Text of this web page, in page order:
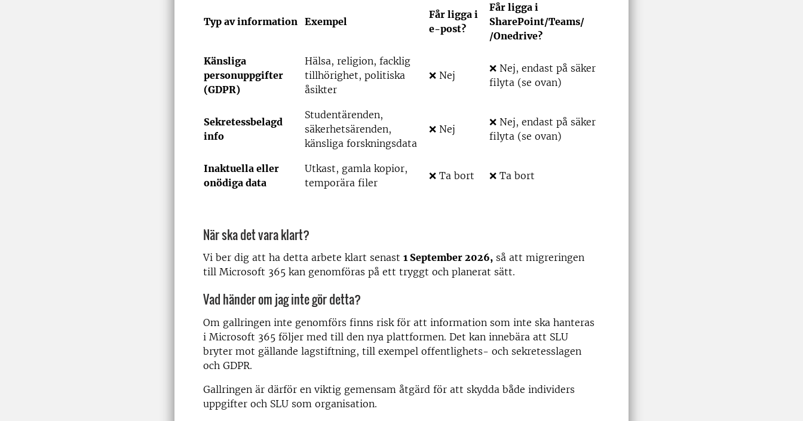
Typ av information Exempel
Får ligga i
e-post?
Får ligga i
SharePoint/Teams/
/Onedrive?
Känsliga
personuppgifter
(GDPR)
Hälsa, religion, facklig
tillhörighet, politiska
åsikter
❌ Nej
❌ Nej, endast på säker
filyta (se ovan)
Sekretessbelagd
info
Studentärenden,
säkerhetsärenden,
känsliga forskningsdata
❌ Nej
❌ Nej, endast på säker
filyta (se ovan)
Inaktuella eller
onödiga data
Utkast, gamla kopior,
temporära filer
❌ Ta bort ❌ Ta bort
När ska det vara klart?
Vi ber dig att ha detta arbete klart senast 1 September 2026, så att migreringen
till Microsoft 365 kan genomföras på ett tryggt och planerat sätt.
Vad händer om jag inte gör detta?
Om gallringen inte genomförs finns risk för att information som inte ska hanteras
i Microsoft 365 följer med till den nya plattformen. Det kan innebära att SLU
bryter mot gällande lagstiftning, till exempel offentlighets- och sekretesslagen
och GDPR.
Gallringen är därför en viktig gemensam åtgärd för att skydda både individers
uppgifter och SLU som organisation.